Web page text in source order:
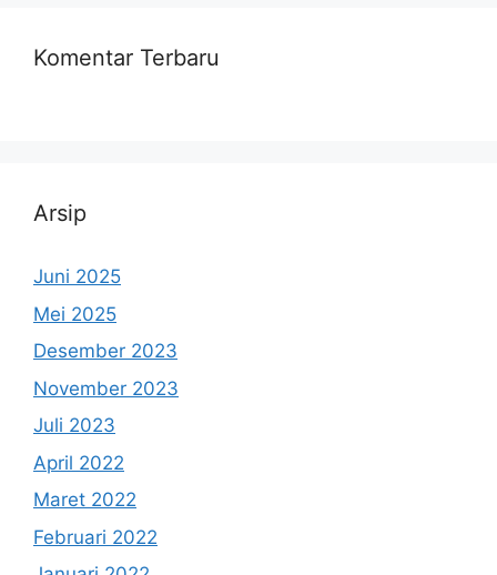
Komentar Terbaru
Arsip
Juni 2025
Mei 2025
Desember 2023
November 2023
Juli 2023
April 2022
Maret 2022
Februari 2022